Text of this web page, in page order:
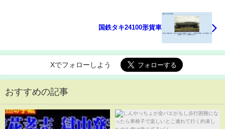
国鉄タキ24100形貨車
Xでフォローしよう
おすすめの記事